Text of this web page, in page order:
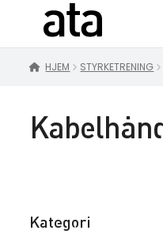
HJEM STYRKETRENING
Kategori